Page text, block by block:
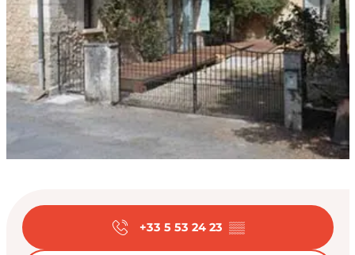
Horarios y datos
+33 5 53 24 23 ▒▒